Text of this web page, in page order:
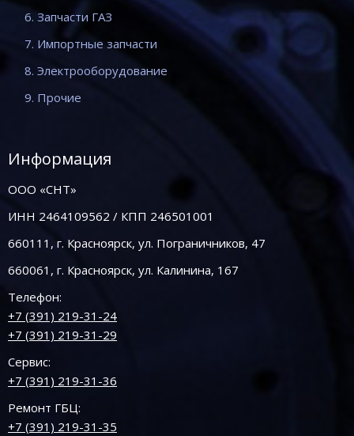
6. Запчасти ГАЗ
7. Импортные запчасти
8. Электрооборудование
9. Прочие
Информация
ООО «СНТ»
ИНН 2464109562 / КПП 246501001
660111, г. Красноярск, ул. Пограничников, 47
660061, г. Красноярск, ул. Калинина, 167
Телефон:
+7 (391) 219-31-24
+7 (391) 219-31-29
Сервис:
+7 (391) 219-31-36
Ремонт ГБЦ:
+7 (391) 219-31-35